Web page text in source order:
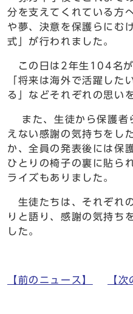
分を支えてくれている方
や夢、決意を保護らにむ
式」が行われました。
この日は2年生104名が
「将来は海外で活躍した
る」などそれぞれの思い
また、生徒から保護者
えない感謝の気持ちをし
か、全員の発表後には保
ひとりの椅子の裏に貼ら
ライズもありました。
生徒たちは、それぞれ
りと語り、感謝の気持ち
した。
【前のニュース】 【